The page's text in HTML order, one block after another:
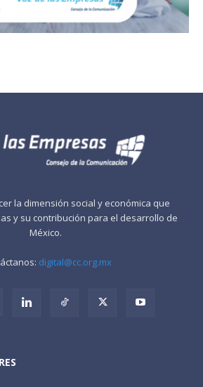
la dimensión social y económica que
y su contribución para el desarrollo de
México.
digital@cc.org.mx